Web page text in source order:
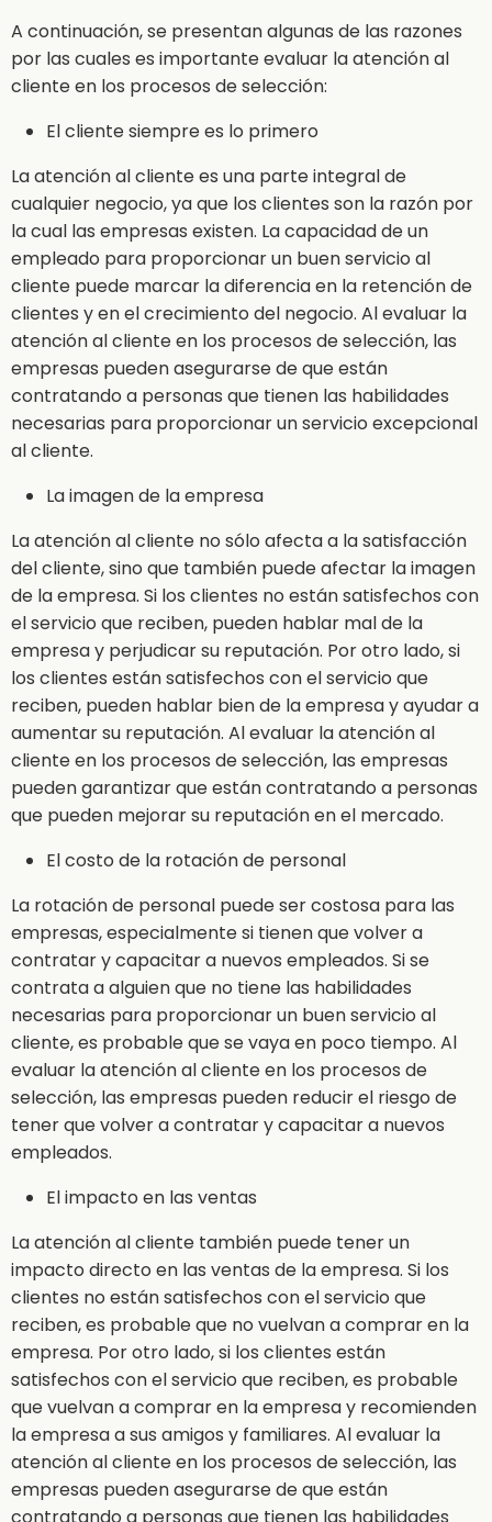
A continuación, se presentan algunas de las razones
por las cuales es importante evaluar la atención al
cliente en los procesos de selección:
El cliente siempre es lo primero
La atención al cliente es una parte integral de
cualquier negocio, ya que los clientes son la razón por
la cual las empresas existen. La capacidad de un
empleado para proporcionar un buen servicio al
cliente puede marcar la diferencia en la retención de
clientes y en el crecimiento del negocio. Al evaluar la
atención al cliente en los procesos de selección, las
empresas pueden asegurarse de que están
contratando a personas que tienen las habilidades
necesarias para proporcionar un servicio excepcional
al cliente.
La imagen de la empresa
La atención al cliente no sólo afecta a la satisfacción
del cliente, sino que también puede afectar la imagen
de la empresa. Si los clientes no están satisfechos con
el servicio que reciben, pueden hablar mal de la
empresa y perjudicar su reputación. Por otro lado, si
los clientes están satisfechos con el servicio que
reciben, pueden hablar bien de la empresa y ayudar a
aumentar su reputación. Al evaluar la atención al
cliente en los procesos de selección, las empresas
pueden garantizar que están contratando a personas
que pueden mejorar su reputación en el mercado.
El costo de la rotación de personal
La rotación de personal puede ser costosa para las
empresas, especialmente si tienen que volver a
contratar y capacitar a nuevos empleados. Si se
contrata a alguien que no tiene las habilidades
necesarias para proporcionar un buen servicio al
cliente, es probable que se vaya en poco tiempo. Al
evaluar la atención al cliente en los procesos de
selección, las empresas pueden reducir el riesgo de
tener que volver a contratar y capacitar a nuevos
empleados.
El impacto en las ventas
La atención al cliente también puede tener un
impacto directo en las ventas de la empresa. Si los
clientes no están satisfechos con el servicio que
reciben, es probable que no vuelvan a comprar en la
empresa. Por otro lado, si los clientes están
satisfechos con el servicio que reciben, es probable
que vuelvan a comprar en la empresa y recomienden
la empresa a sus amigos y familiares. Al evaluar la
atención al cliente en los procesos de selección, las
empresas pueden asegurarse de que están
contratando a personas que tienen las habilidades